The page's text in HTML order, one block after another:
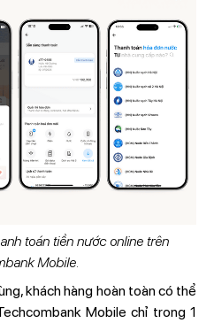
toán tiền nước online trên
Mobile.
khách hàng hoàn toàn có thể
Mobile chỉ trong 1